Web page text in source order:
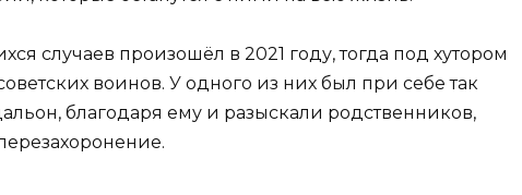
случаев произошёл в 2021 году, тогда под хутором
воинов. У одного из них был при себе так
благодаря ему и разыскали родственников,